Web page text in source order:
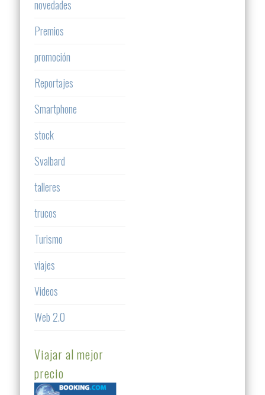
novedades
Premios
promoción
Reportajes
Smartphone
stock
Svalbard
talleres
trucos
Turismo
viajes
Videos
Web 2.0
Viajar al mejor
precio